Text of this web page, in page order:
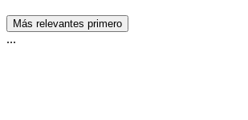
Más relevantes primero
...